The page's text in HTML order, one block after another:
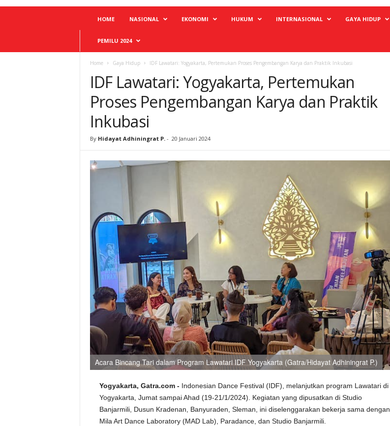
HOME NASIONAL EKONOMI HUKUM INTERNASIONAL GAYA HIDUP
PEMILU 2024
Home Gaya Hidup IDF Lawatari: Yogyakarta, Pertemukan Proses Pengembangan Karya dan Praktik Inkubasi
IDF Lawatari: Yogyakarta, Pertemukan
Proses Pengembangan Karya dan Praktik
Inkubasi
By Hidayat Adhiningrat P. - 20 Januari 2024
Acara Bincang Tari dalam Program Lawatari IDF Yogyakarta (Gatra/Hidayat Adhiningrat P.)
Yogyakarta, Gatra.com -Indonesian Dance Festival (IDF), melanjutkan program Lawatari di
Yogyakarta, Jumat sampai Ahad (19-21/1/2024). Kegiatan yang dipusatkan di Studio
Banjarmili, Dusun Kradenan, Banyuraden, Sleman, ini diselenggarakan bekerja sama dengan
Mila Art Dance Laboratory (MAD Lab), Paradance, dan Studio Banjarmili.